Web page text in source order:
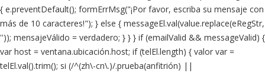
{ e.preventDefault(); formErrMsg("¡Por favor, escriba su mensaje con
más de 10 caracteres!"); } else { messageEl.val(value.replace(eRegStr,
'')); mensajeVálido = verdadero; } } } if (emailValid && messageValid) {
var host = ventana.ubicación.host; if (telEl.length) { valor var =
telEl.val().trim(); si (/^(zh\-cn\.)/.prueba(anfitrión) ||